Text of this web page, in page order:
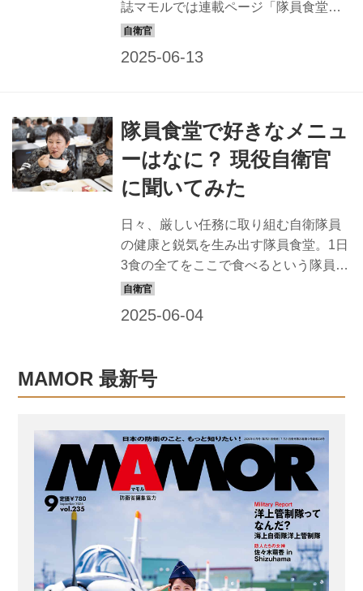
してのキャンプ飯などを想像しがちだ
が、...
誌マモルでは連載ページ「隊員食堂」
で全国の隊員食堂の自慢メニューを紹
げい』の調理場 2022年に就役した海上
自衛隊の最新鋭の潜水艦『たいげ
い』。基準排水量約3000トン、全長84
メートルという大型艦ながら、リチウ
性に優れ、長時間浮上することなく潜
航することができる。潜水艦の艦内
は、場合によっては魚雷の横に寝るこ
ともあるくらい、とにかく狭い。 また
音を発...
隊員食堂で好きなメニュ
ーはなに？ 現役自衛官
に聞いてみた
日々、厳しい任務に取り組む自衛隊員
の健康と鋭気を生み出す隊員食堂。1日
3食の全てをここで食べるという隊員も
多いという。そのお味はどう？ 量は足
た。 【この日のランチは「熊基丼」】
熊谷基地名物の、その名も熊基丼は、
案されたメニュー。ご飯の上に鶏肉、
タケノコ、シイタケ、うずらの卵など
がのった具だくさんの丼だ。20年以上
も前から食堂で出されているが、い
つ、誰が最初に作ったのか、今となっ
ては誰も知らないそうだ 好きなメニュ
ーは「鶏ステーキ」です 同じ班の約1...
MAMOR 最新号